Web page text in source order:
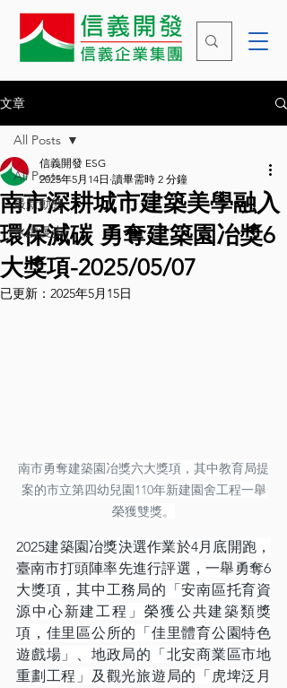
文章
All Posts
最新動態
永續漫步
All Posts
南市深耕城市建築美學融入
環保減碳 勇奪建築園冶獎6
大獎項-2025/05/07
信義開發 ESG
2025年5月14日 讀畢需時 2 分鐘
已更新： 2025年5月15日
南市勇奪建築園冶獎六大獎項，其中教育局提
案的市立第四幼兒園110年新建園舍工程一舉
榮獲雙獎。
2025建築園冶獎決選作業於4月底開跑，
臺南市打頭陣率先進行評選，一舉勇奪6
大獎項，其中工務局的「安南區托育資
源中心新建工程」榮獲公共建築類獎
項，佳里區公所的「佳里體育公園特色
遊戲場」、地政局的「北安商業區市地
重劃工程」及觀光旅遊局的「虎埤泛月